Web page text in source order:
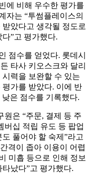
에 비해 우수한 평가를
자는 “투썸플레이스의
았다고 생각될 정도로
”고 평가했다.
점수를 얻었다. 롯데시
타사 키오스크와 달리
력을 보완할 수 있는
가를 받았다. 이에 반
은 점수를 기록했다.
원은 “주문, 결제 등 주
버십 적립 유도 등 팝업
풀어야 할 숙제”라고
격이 좁아 이용이 어렵
미흡 등으로 인해 정보
났다”고 평가했다.